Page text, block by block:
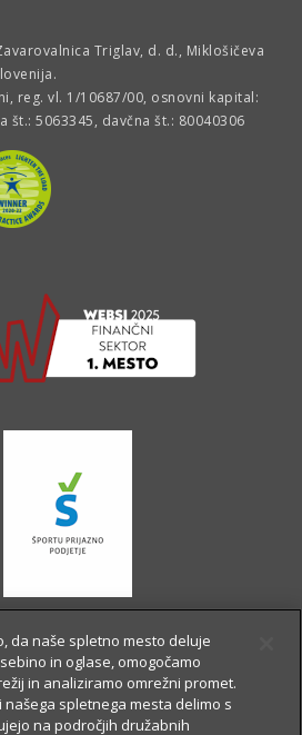
Triglav, d. d., Miklošičeva
reg. vl. 1/10687/00, osnovni kapital:
št.: 5063345, davčna št.: 80040306
da naše spletno mesto deluje
in oglase, omogočamo
in analiziramo omrežni promet.
spletnega mesta delimo s
na področjih družabnih